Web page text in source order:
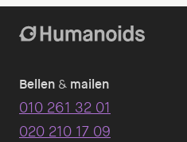
Bellen & mailen
010 261 32 01
020 210 17 09